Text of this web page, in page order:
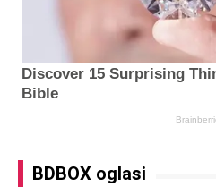
BDBOX oglasi